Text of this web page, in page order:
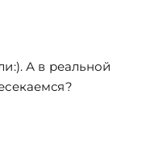
А в реальной